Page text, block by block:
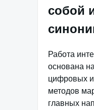
собой
Работа
основана
цифровых
методов
главных